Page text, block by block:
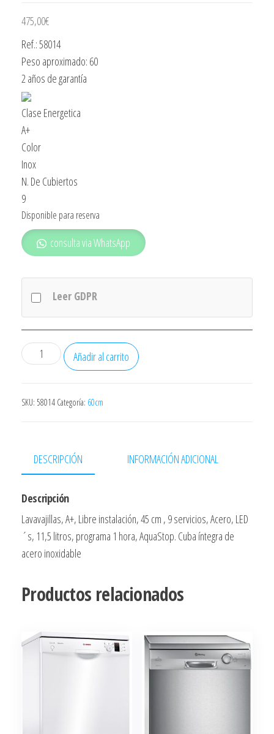
475,00€
Ref.: 58014
Peso aproximado: 60
2 años de garantía
Clase Energetica
A+
Color
Inox
N. De Cubiertos
9
Disponible para reserva
consulta via WhatsApp
Leer GDPR
Lavavajillas
Balay
Clase
45cms
9
Acero
Led
´s
11,5
Programa
cantidad
Añadir al carrito
SKU: 58014 Categoría: 60cm
DESCRIPCIÓN INFORMACIÓN ADICIONAL
Descripción
Lavavajillas, A+, Libre instalación, 45 cm , 9 servicios, Acero, LED
´s, 11,5 litros, programa 1 hora, AquaStop. Cuba íntegra de
acero inoxidable
Productos relacionados